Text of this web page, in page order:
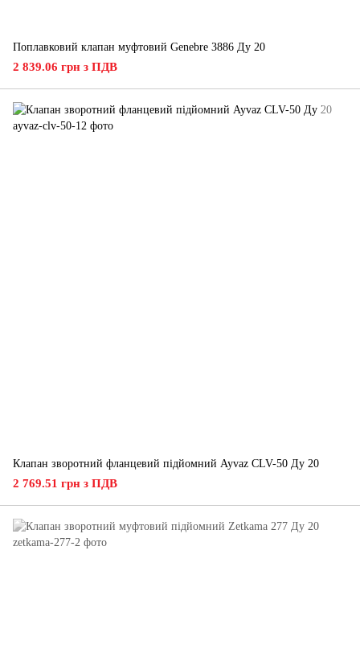
Поплавковий клапан муфтовий Genebre 3886 Ду 20
2 839.06 грн з ПДВ
Клапан зворотний фланцевий підйомний Ayvaz CLV-50 Ду 20
2 769.51 грн з ПДВ